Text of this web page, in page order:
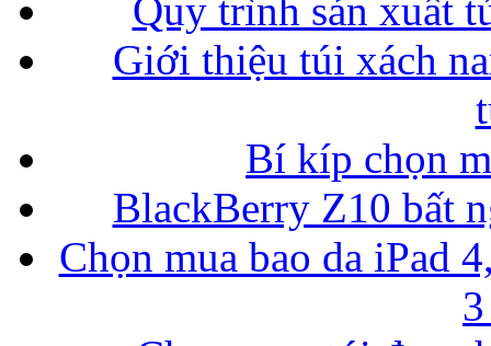
Quy trình sản xuất
Giới thiệu túi xách
Bí kíp chọn
BlackBerry Z10 bất
Chọn mua bao da iPad